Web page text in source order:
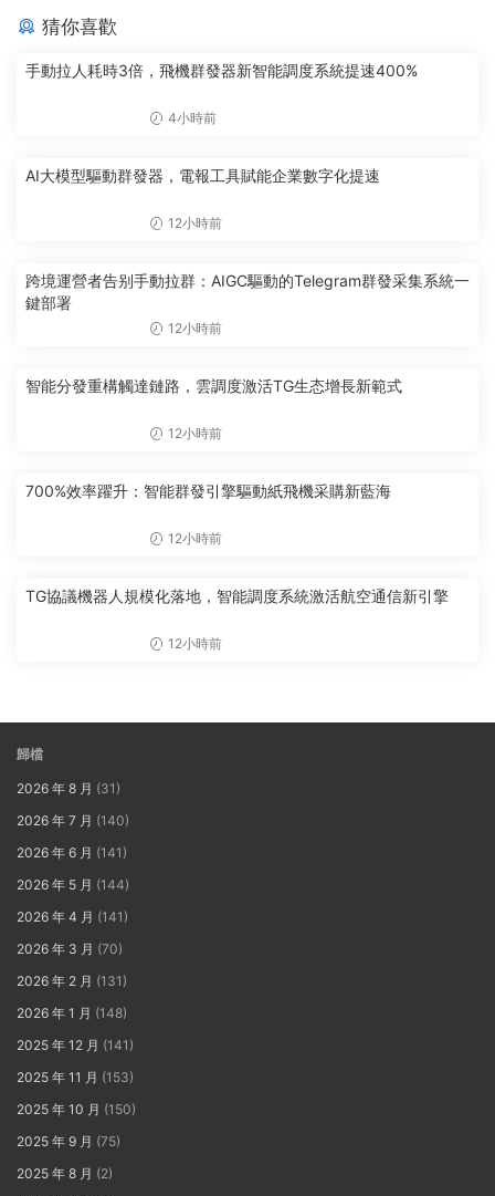
猜你喜歡
手動拉人耗時3倍，飛機群發器新智能調度系統提速400%
4小時前
AI大模型驅動群發器，電報工具賦能企業數字化提速
12小時前
跨境運營者告别手動拉群：AIGC驅動的Telegram群發采集系統一
鍵部署
12小時前
智能分發重構觸達鏈路，雲調度激活TG生态增長新範式
12小時前
700%效率躍升：智能群發引擎驅動紙飛機采購新藍海
12小時前
TG協議機器人規模化落地，智能調度系統激活航空通信新引擎
12小時前
歸檔
2026 年 8 月 (31)
2026 年 7 月 (140)
2026 年 6 月 (141)
2026 年 5 月 (144)
2026 年 4 月 (141)
2026 年 3 月 (70)
2026 年 2 月 (131)
2026 年 1 月 (148)
2025 年 12 月 (141)
2025 年 11 月 (153)
2025 年 10 月 (150)
2025 年 9 月 (75)
2025 年 8 月 (2)